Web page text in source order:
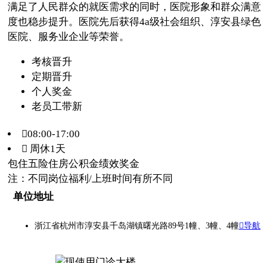
满足了人民群众的就医需求的同时，医院形象和群众满意
度也稳步提升。医院先后获得4a级社会组织、淳安县绿色
医院、服务业企业等荣誉。
考核晋升
定期晋升
个人奖金
老员工带新
08:00-17:00
 周休1天
包住五险住房公积金绩效奖金
注：不同岗位福利/上班时间有所不同
单位地址
浙江省杭州市淳安县千岛湖镇曙光路89号1幢、3幢、4幢导航